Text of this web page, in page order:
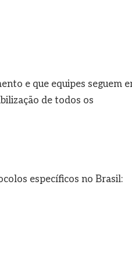
e que equipes seguem
de todos os
específicos no Brasil: